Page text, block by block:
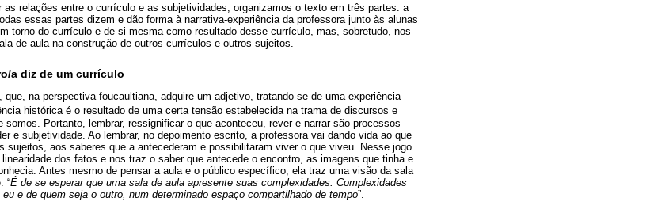
as relações entre o currículo e as subjetividades, organizamos o texto em três partes: a
essas partes dizem e dão forma à narrativa-experiência da professora junto às alunas
torno do currículo e de si mesma como resultado desse currículo, mas, sobretudo, nos
de aula na construção de outros currículos e outros sujeitos.
a diz de um currículo
na perspectiva foucaultiana, adquire um adjetivo, tratando-se de uma experiência
histórica é o resultado de uma certa tensão estabelecida na trama de discursos e
somos. Portanto, lembrar, ressignificar o que aconteceu, rever e narrar são processos
e subjetividade. Ao lembrar, no depoimento escrito, a professora vai dando vida ao que
sujeitos, aos saberes que a antecederam e possibilitaram viver o que viveu. Nesse jogo
dos fatos e nos traz o saber que antecede o encontro, as imagens que tinha e
Antes mesmo de pensar a aula e o público específico, ela traz uma visão da sala
“É de se esperar que uma sala de aula apresente suas complexidades. Complexidades
e de quem seja o outro, num determinado espaço compartilhado de tempo”.